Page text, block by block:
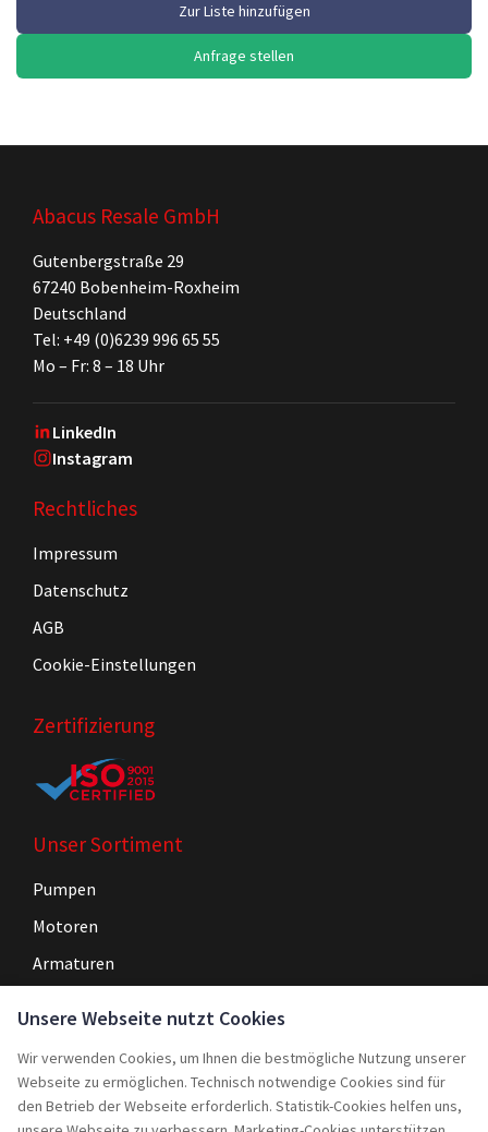
Zur Liste hinzufügen
Anfrage stellen
Abacus Resale GmbH
Gutenbergstraße 29
67240 Bobenheim-Roxheim
Deutschland
Tel: +49 (0)6239 996 65 55
Mo – Fr: 8 – 18 Uhr
LinkedIn
Instagram
Rechtliches
Impressum
Datenschutz
AGB
Cookie-Einstellungen
Zertifizierung
Unser Sortiment
Pumpen
Motoren
Armaturen
Navigation
Home
Unsere Webseite nutzt Cookies
Wir verwenden Cookies, um Ihnen die bestmögliche Nutzung unserer
Webseite zu ermöglichen. Technisch notwendige Cookies sind für
den Betrieb der Webseite erforderlich. Statistik-Cookies helfen uns,